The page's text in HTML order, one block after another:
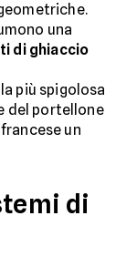
una
di ghiaccio
più spigolosa
del portellone
un
di